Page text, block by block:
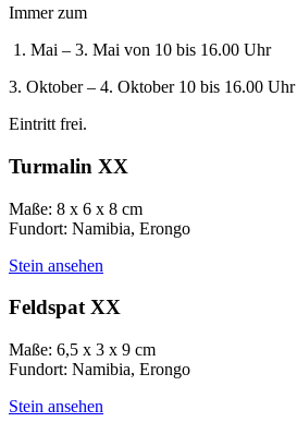
Immer zum
1. Mai – 3. Mai von 10 bis 16.00 Uhr
3. Oktober – 4. Oktober 10 bis 16.00 Uhr
Eintritt frei.
Turmalin XX
Maße: 8 x 6 x 8 cm
Fundort: Namibia, Erongo
Stein ansehen
Feldspat XX
Maße: 6,5 x 3 x 9 cm
Fundort: Namibia, Erongo
Stein ansehen